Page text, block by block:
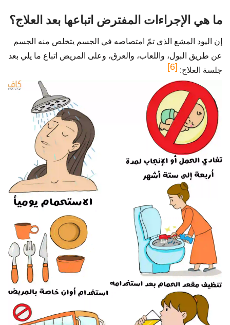
ما هي الإجراءات المفترض اتباعها بعد العلاج؟
إن اليود المشع الذي تمّ امتصاصه في الجسم يتخلص منه الجسم
عن طريق البول، واللعاب، والعرق، وعلى المريض اتباع ما يلي بعد
جلسة العلاج: [6]